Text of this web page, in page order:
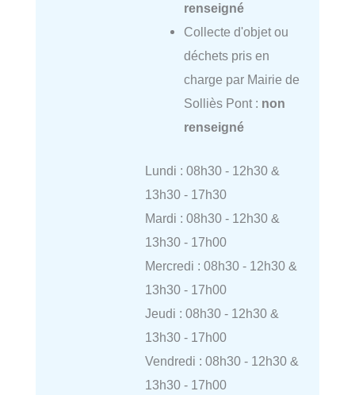
renseigné
Collecte d'objet ou
déchets pris en
charge par Mairie de
Solliès Pont : non
renseigné
Lundi : 08h30 - 12h30 &
13h30 - 17h30
Mardi : 08h30 - 12h30 &
13h30 - 17h00
Mercredi : 08h30 - 12h30 &
13h30 - 17h00
Jeudi : 08h30 - 12h30 &
13h30 - 17h00
Vendredi : 08h30 - 12h30 &
13h30 - 17h00